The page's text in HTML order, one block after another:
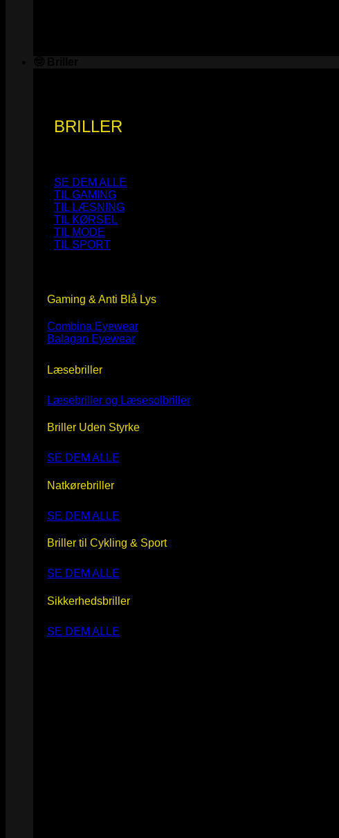
BRILLER
SE DEM ALLE
TIL GAMING
TIL LÆSNING
TIL KØRSEL
TIL MODE
TIL SPORT
Gaming & Anti Blå Lys
Combina Eyewear
Balagan Eyewear
Læsebriller
Læsebriller og Læsesolbriller
Briller Uden Styrke
SE DEM ALLE
Natkørebriller
SE DEM ALLE
Briller til Cykling & Sport
SE DEM ALLE
Sikkerhedsbriller
SE DEM ALLE